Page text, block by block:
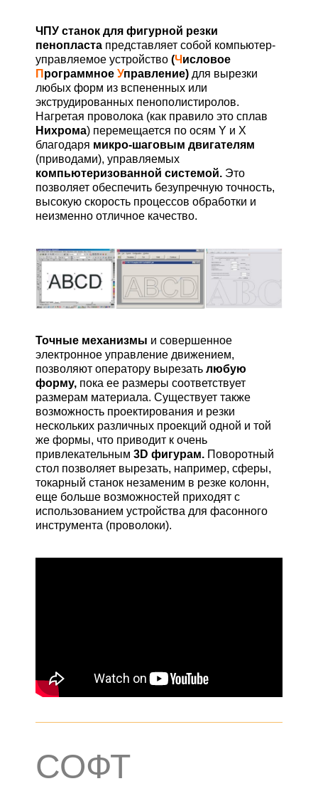
ЧПУ станок для фигурной резки
пенопласта представляет собой компьютер-
управляемое устройство (Ч исловое
П рограммное Управление) для вырезки
любых форм из вспененных или
экструдированных пенополистиролов.
Нагретая проволока (как правило это сплав
Нихрома) перемещается по осям Y и X
благодаря микро-шаговым двигателям
(приводами), управляемых
компьютеризованной системой. Это
позволяет обеспечить безупречную точность,
высокую скорость процессов обработки и
неизменно отличное качество.
Точные механизмы и совершенное
электронное управление движением,
позволяют оператору вырезать любую
форму, пока ее размеры соответствует
размерам материала. Существует также
возможность проектирования и резки
нескольких различных проекций одной и той
же формы, что приводит к очень
привлекательным 3D фигурам. Поворотный
стол позволяет вырезать, например, сферы,
токарный станок незаменим в резке колонн,
еще больше возможностей приходят с
использованием устройства для фасонного
инструмента (проволоки).
СОФТ